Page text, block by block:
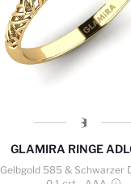
GLAMIRA RINGE
Gelbgold 585 & Schwarzer